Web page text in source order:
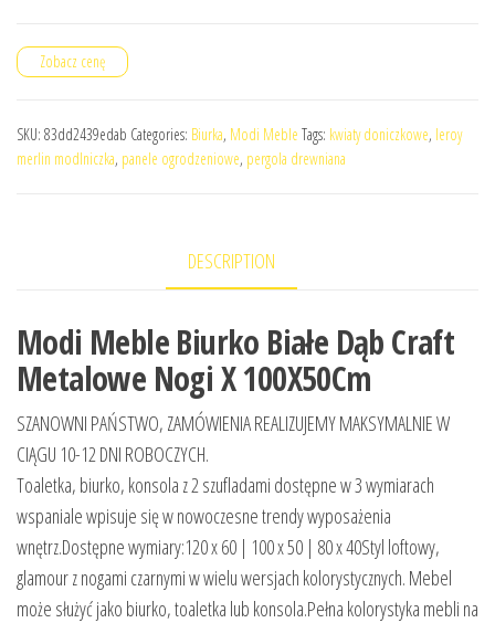
Zobacz cenę
SKU: 83dd2439edab Categories: Biurka, Modi Meble Tags: kwiaty doniczkowe, leroy
merlin modlniczka, panele ogrodzeniowe, pergola drewniana
DESCRIPTION
Modi Meble Biurko Białe Dąb Craft
Metalowe Nogi X 100X50Cm
SZANOWNI PAŃSTWO, ZAMÓWIENIA REALIZUJEMY MAKSYMALNIE W
CIĄGU 10-12 DNI ROBOCZYCH.
Toaletka, biurko, konsola z 2 szufladami dostępne w 3 wymiarach
wspaniale wpisuje się w nowoczesne trendy wyposażenia
wnętrz.Dostępne wymiary:120 x 60 | 100 x 50 | 80 x 40Styl loftowy,
glamour z nogami czarnymi w wielu wersjach kolorystycznych. Mebel
może służyć jako biurko, toaletka lub konsola.Pełna kolorystyka mebli na